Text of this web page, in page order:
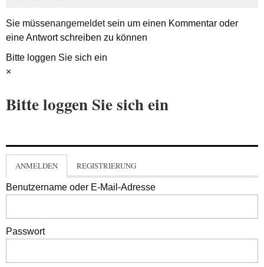
Sie müssenangemeldetsein um einen Kommentar oder
eine Antwort schreiben zu können
Bitte loggen Sie sich ein
×
Bitte loggen Sie sich ein
ANMELDEN REGISTRIERUNG
Benutzername oder E-Mail-Adresse
Passwort